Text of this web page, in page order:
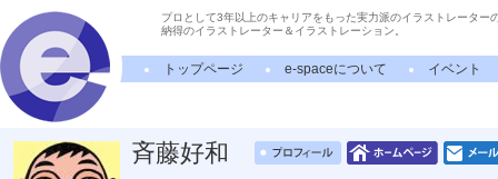
プロとして3年以上のキャリアをもった実力派のイラストレーター
納得のイラストレーター＆イラストレーション。
トップページ e-spaceについて イベント
斉藤好和